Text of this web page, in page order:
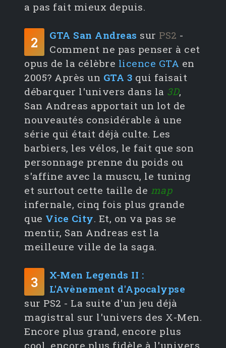
a pas fait mieux depuis.
2 GTA San Andreas sur PS2 -
Comment ne pas penser à cet
opus de la célèbre licence GTA en
2005? Après un GTA 3 qui faisait
débarquer l'univers dans la 3D,
San Andreas apportait un lot de
nouveautés considérable à une
série qui était déjà culte. Les
barbiers, les vélos, le fait que son
personnage prenne du poids ou
s'affine avec la muscu, le tuning
et surtout cette taille de map
infernale, cinq fois plus grande
que Vice City. Et, on va pas se
mentir, San Andreas est la
meilleure ville de la saga.
3
X-Men Legends II :
L'Avènement d'Apocalypse
sur PS2 - La suite d'un jeu déjà
magistral sur l'univers des X-Men.
Encore plus grand, encore plus
cool, encore plus fidèle à l'univers